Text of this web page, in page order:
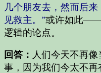
几个朋友去，然而后
见救主。”或许如此——
逻辑的论点。
回答： 人们今天不再
事，因为我们今太不